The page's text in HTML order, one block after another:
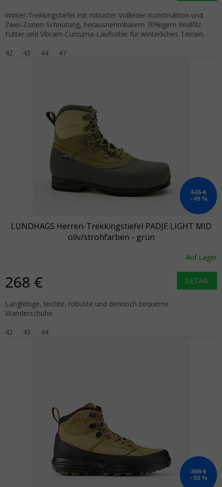
Winter-Trekkingstiefel mit robuster Vollleder-Konstruktion und
Zwei-Zonen-Schnürung, herausnehmbarem 70%igem Wollfilz-
Futter und Vibram-Curcuma-Laufsohle für winterliches Terrain.
42
43 44 47
535 €
–49 %
LUNDHAGS Herren-Trekkingstiefel PADJE LIGHT MID
oliv/strohfarben - grün
Auf Lager
268 € DETAIL
Langlebige, leichte, robuste und dennoch bequeme
Wanderschuhe
42
43 44
309 €
–50 %